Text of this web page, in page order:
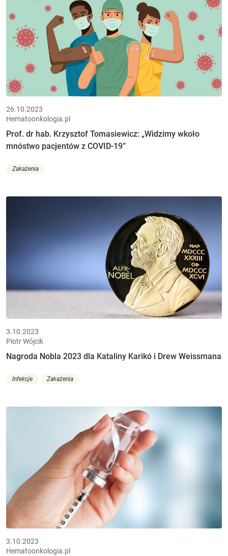
26.10.2023
Hematoonkologia.pl
Prof. dr hab. Krzysztof Tomasiewicz: „Widzimy wkoło
mnóstwo pacjentów z COVID-19”
Zakażenia
3.10.2023
Piotr Wójcik
Nagroda Nobla 2023 dla Kataliny Karikó i Drew Weissmana
Infekcje Zakażenia
3.10.2023
Hematoonkologia.pl